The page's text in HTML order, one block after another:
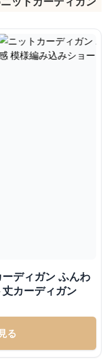
ディガン ふんわ
カーディガン
る